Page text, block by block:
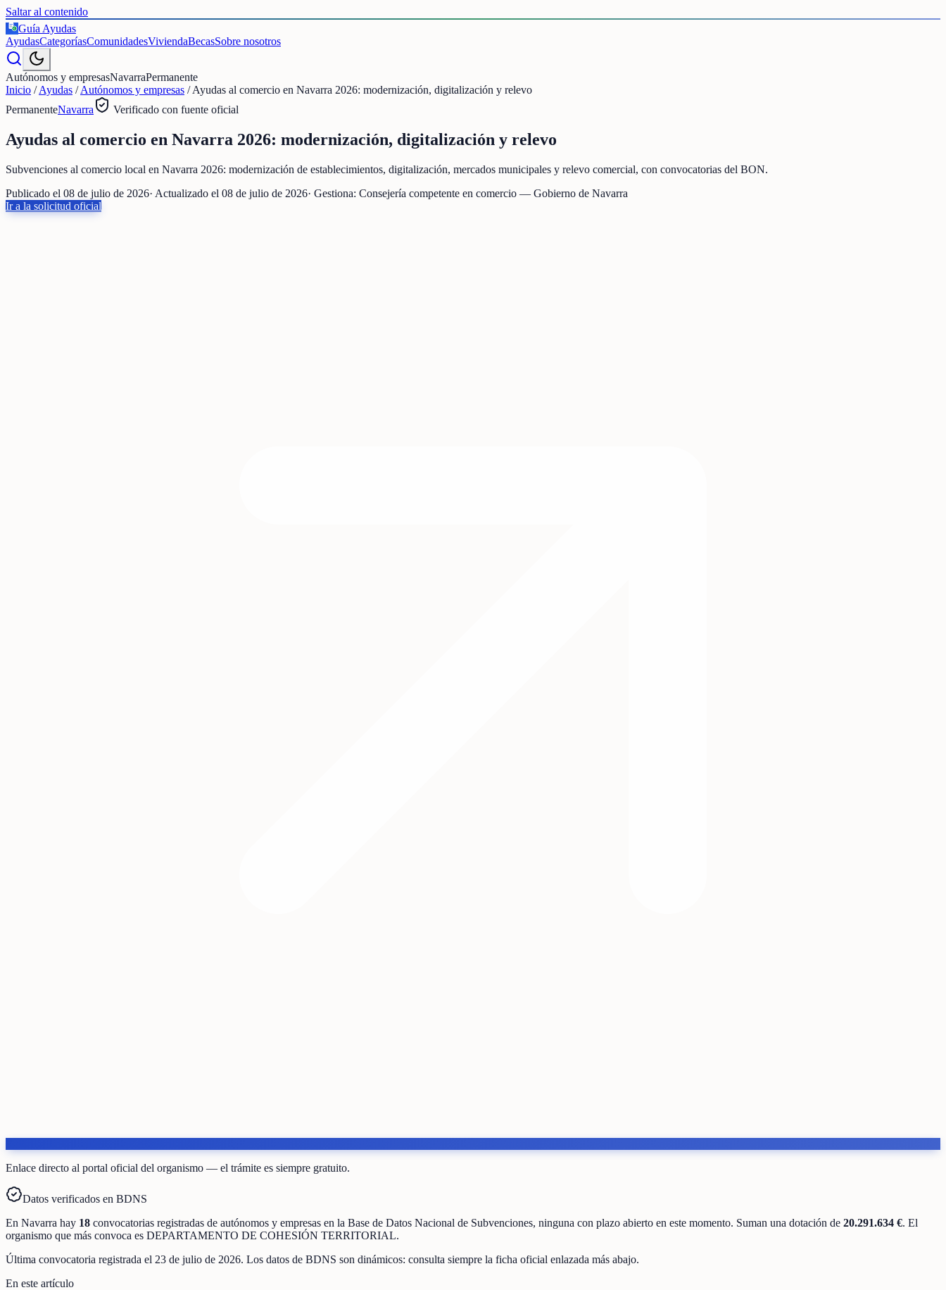
Saltar al contenido
€
Guía Ayudas
AyudasCategoríasComunidadesViviendaBecasSobre nosotros
Autónomos y empresasNavarraPermanente
Inicio /Ayudas /Autónomos y empresas /Ayudas al comercio en Navarra 2026: modernización, digitalización y relevo
PermanenteNavarra Verificado con fuente oficial
Ayudas al comercio en Navarra 2026: modernización, digitalización y relevo
Subvenciones al comercio local en Navarra 2026: modernización de establecimientos, digitalización, mercados municipales y relevo comercial, con convocatorias del BON.
Publicado el 08 de julio de 2026· Actualizado el 08 de julio de 2026· Gestiona: Consejería competente en comercio — Gobierno de Navarra
Ir a la solicitud oficial
Enlace directo al portal oficial del organismo — el trámite es siempre gratuito.
Datos verificados en BDNS
En Navarra hay 18 convocatorias registradas de autónomos y empresas en la Base de Datos Nacional de Subvenciones, ninguna con plazo abierto en este momento. Suman una dotación de 20.291.634 €. El
organismo que más convoca es DEPARTAMENTO DE COHESIÓN TERRITORIAL.
Última convocatoria registrada el 23 de julio de 2026. Los datos de BDNS son dinámicos: consulta siempre la ficha oficial enlazada más abajo.
En este artículo